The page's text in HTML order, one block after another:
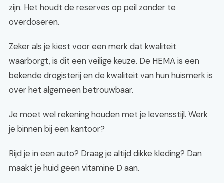
zijn. Het houdt de reserves op peil zonder te
overdoseren.
Zeker als je kiest voor een merk dat kwaliteit
waarborgt, is dit een veilige keuze. De HEMA is een
bekende drogisterij en de kwaliteit van hun huismerk is
over het algemeen betrouwbaar.
Je moet wel rekening houden met je levensstijl. Werk
je binnen bij een kantoor?
Rijd je in een auto? Draag je altijd dikke kleding? Dan
maakt je huid geen vitamine D aan.